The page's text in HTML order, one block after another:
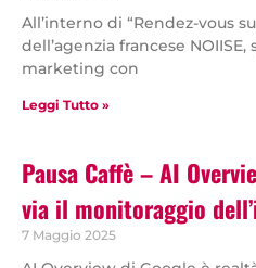
All’interno di “Rendez-vous
dell’agenzia francese
marketing con
Leggi Tutto »
Pausa Caffè – AI
via il monitoraggio
7 Maggio 2025